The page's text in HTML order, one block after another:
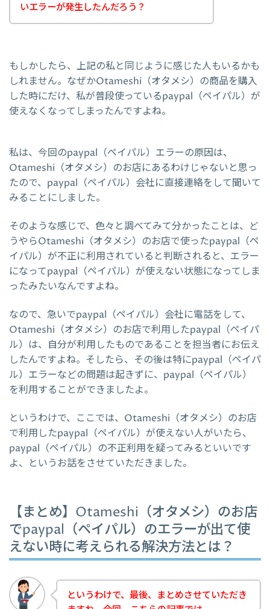
いエラーが発生したんだろう？
もしかしたら、上記の私と同じように感じた人もいるかも
しれません。なぜかOtameshi（オタメシ）の商品を購入
した時にだけ、私が普段使っているpaypal（ペイパル）が
使えなくなってしまったんですよね。
私は、今回のpaypal（ペイパル）エラーの原因は、
Otameshi（オタメシ）のお店にあるわけじゃないと思っ
たので、paypal（ペイパル）会社に直接連絡をして聞いて
みることにしました。
そのような感じで、色々と調べてみて分かったことは、ど
うやらOtameshi（オタメシ）のお店で使ったpaypal（ペ
イパル）が不正に利用されていると判断されると、エラー
になってpaypal（ペイパル）が使えない状態になってしま
ったみたいなんですよね。
なので、急いでpaypal（ペイパル）会社に電話をして、
Otameshi（オタメシ）のお店で利用したpaypal（ペイパ
ル）は、自分が利用したものであることを担当者にお伝え
したんですよね。そしたら、その後は特にpaypal（ペイパ
ル）エラーなどの問題は起きずに、paypal（ペイパル）
を利用することができましたよ。
というわけで、ここでは、Otameshi（オタメシ）のお店
で利用したpaypal（ペイパル）が使えない人がいたら、
paypal（ペイパル）の不正利用を疑ってみるといいです
よ、というお話をさせていただきました。
【まとめ】Otameshi（オタメシ）のお店
でpaypal（ペイパル）のエラーが出て使
えない時に考えられる解決方法とは？
というわけで、最後、まとめさせていただき